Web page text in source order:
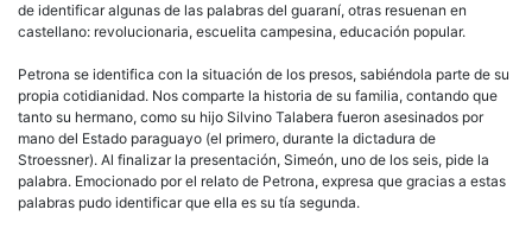
de identificar algunas de las palabras del guaraní, otras resuenan en
castellano: revolucionaria, escuelita campesina, educación popular.
Petrona se identifica con la situación de los presos, sabiéndola parte de su
propia cotidianidad. Nos comparte la historia de su familia, contando que
tanto su hermano, como su hijo Silvino Talabera fueron asesinados por
mano del Estado paraguayo (el primero, durante la dictadura de
Stroessner). Al finalizar la presentación, Simeón, uno de los seis, pide la
palabra. Emocionado por el relato de Petrona, expresa que gracias a estas
palabras pudo identificar que ella es su tía segunda.